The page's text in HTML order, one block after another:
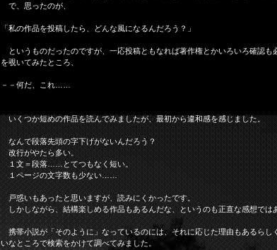
で、思ったのが、
「私の作品を投稿したら、どんな風になるんだろう？」
というものだったのですが、一応投稿ともなれば著作権とかいろいろ確認も
を覗いてみたところ、
－－何だ、これ……
いくつか短めの作品を読んでみましたが、最初から違和感を感じました。
なんで段落先頭の字下げがないんだろう？
改行がやたら多い。
１文＝段落……とてつもなく短い。
１ページの文字数も少ない……
戸惑いもあったと思いますが、読みにくかったです。
しかしながら、結構楽しめる作品もあるんだな、というのも正直な感想では
携帯小説が「そのように」なっているのには、それに応じた理由もあるらし
いなところで検索をかけて調べてみました。